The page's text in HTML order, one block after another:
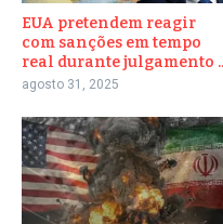
EUA pretendem reagir
com sanções em tempo
real durante julgamento
agosto 31, 2025